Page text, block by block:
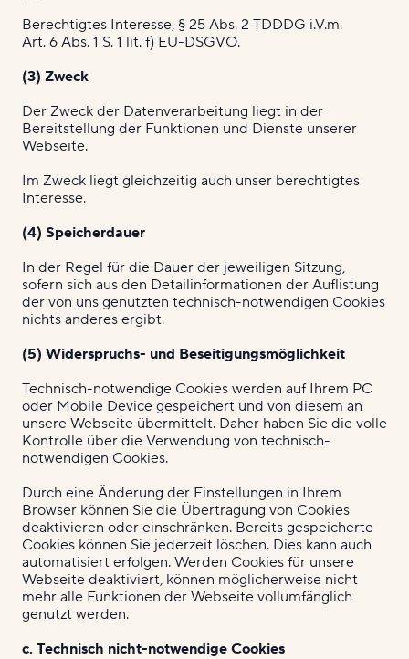
Berechtigtes Interesse, § 25 Abs. 2 TDDDG i.V.m.
Art. 6 Abs. 1 S. 1 lit. f) EU-DSGVO.
(3) Zweck
Der Zweck der Datenverarbeitung liegt in der
Bereitstellung der Funktionen und Dienste unserer
Webseite.
Im Zweck liegt gleichzeitig auch unser berechtigtes
Interesse.
(4) Speicherdauer
In der Regel für die Dauer der jeweiligen Sitzung,
sofern sich aus den Detailinformationen der Auflistung
der von uns genutzten technisch-notwendigen Cookies
nichts anderes ergibt.
(5) Widerspruchs- und Beseitigungsmöglichkeit
Technisch-notwendige Cookies werden auf Ihrem PC
oder Mobile Device gespeichert und von diesem an
unsere Webseite übermittelt. Daher haben Sie die volle
Kontrolle über die Verwendung von technisch-
notwendigen Cookies.
Durch eine Änderung der Einstellungen in Ihrem
Browser können Sie die Übertragung von Cookies
deaktivieren oder einschränken. Bereits gespeicherte
Cookies können Sie jederzeit löschen. Dies kann auch
automatisiert erfolgen. Werden Cookies für unsere
Webseite deaktiviert, können möglicherweise nicht
mehr alle Funktionen der Webseite vollumfänglich
genutzt werden.
c. Technisch nicht-notwendige Cookies